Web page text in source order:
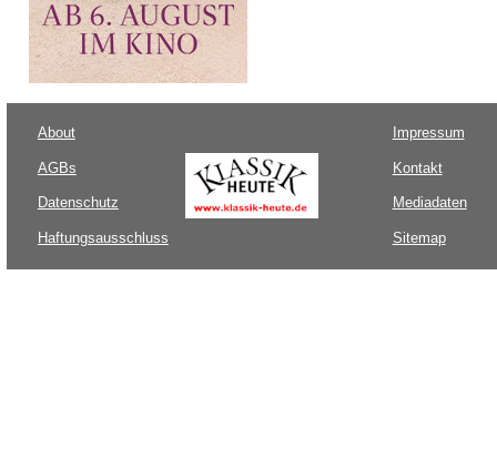
About
AGBs
Datenschutz
Haftungsausschluss
Impressum
Kontakt
Mediadaten
Sitemap